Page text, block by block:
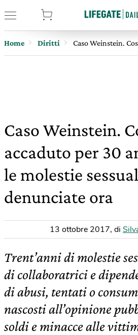
Home Diritti Caso Weinstein.
Caso Weinstein.
accaduto per 30
le molestie
denunciate ora
13 ottobre 2017, di
Trent’anni di molestie
di collaboratrici e
di abusi, tentati o
nascosti all’opinione
soldi e minacce alle